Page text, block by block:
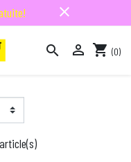
close
  shopping_cart (0)